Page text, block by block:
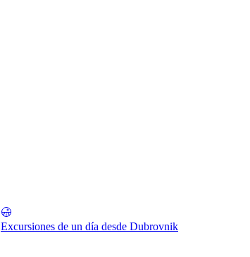
Excursiones de un día desde Dubrovnik